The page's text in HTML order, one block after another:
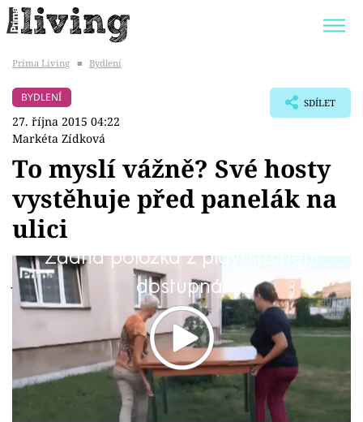
BYDLENÍ SLAVNÝCH
Témata
Bydlení
Zahrada
Sledujte prima+
Prima Living ■ Bydlení
BYDLENÍ
27. října 2015 04:22
Markéta Zídková
SDÍLET
To myslí vážně? Své hosty
vystěhuje před panelák na
ulici
Žádná položka z playlistu není
dostupná.
Je to skvělý, nebo šílený nápad?